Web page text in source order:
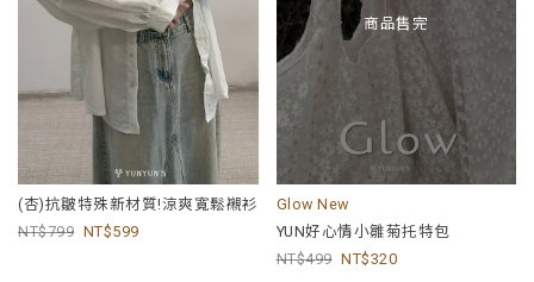
(杏)抗皺特殊新材質!涼爽寬鬆襯衫
799
599
商品售完
Glow New
YUN好心情小雛菊托特包
499
320